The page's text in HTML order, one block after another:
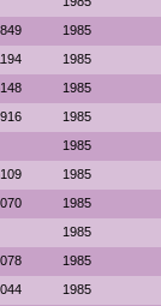
1985
1985
1985
1985
1985
1985
1985
1985
1985
1985